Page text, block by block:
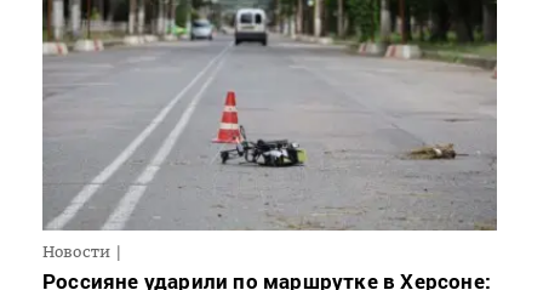
Новости
Россияне ударили по маршрутке в Херсоне: